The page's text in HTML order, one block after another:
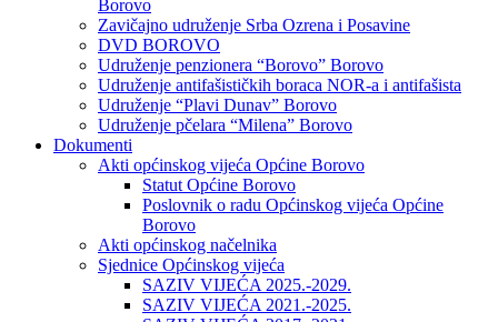
Borovo
Zavičajno udruženje Srba Ozrena i Posavine
DVD BOROVO
Udruženje penzionera “Borovo” Borovo
Udruženje antifašističkih boraca NOR-a i antifašista
Udruženje “Plavi Dunav” Borovo
Udruženje pčelara “Milena” Borovo
Dokumenti
Akti općinskog vijeća Općine Borovo
Statut Općine Borovo
Poslovnik o radu Općinskog vijeća Općine
Borovo
Akti općinskog načelnika
Sjednice Općinskog vijeća
SAZIV VIJEĆA 2025.-2029.
SAZIV VIJEĆA 2021.-2025.